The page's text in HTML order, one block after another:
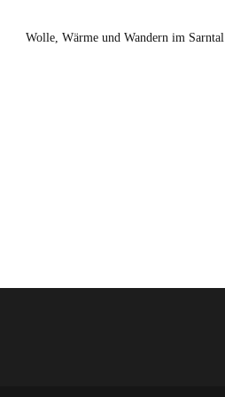
Wolle, Wärme und Wandern im Sarntal